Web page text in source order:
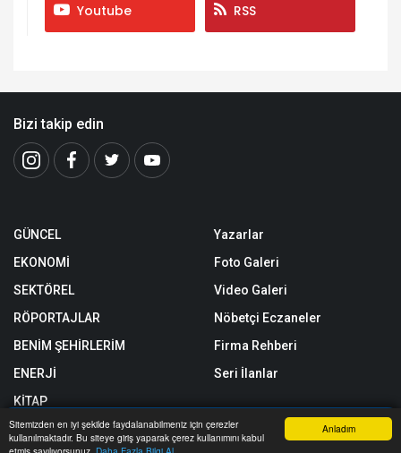
Anladım
Sitemizden en iyi şekilde faydalanabilmeniz için çerezler
kullanılmaktadır. Bu siteye giriş yaparak çerez kullanımını kabul
Youtube RSS
Bizi takip edin
GÜNCEL
EKONOMİ
SEKTÖREL
RÖPORTAJLAR
BENİM ŞEHİRLERİM
ENERJİ
KİTAP
SPOR
Yazarlar
Foto Galeri
Video Galeri
Nöbetçi Eczaneler
Firma Rehberi
Seri İlanlar
Anasayfa Yazarlar Haber Ara İhbar Hattı Menu